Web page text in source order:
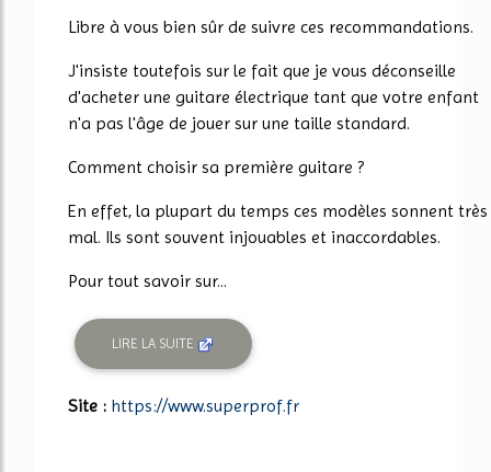
Libre à vous bien sûr de suivre ces recommandations.
J'insiste toutefois sur le fait que je vous déconseille
d'acheter une guitare électrique tant que votre enfant
n'a pas l'âge de jouer sur une taille standard.
Comment choisir sa première guitare ?
En effet, la plupart du temps ces modèles sonnent très
mal. Ils sont souvent injouables et inaccordables.
Pour tout savoir sur...
LIRE LA SUITE
Site : https://www.superprof.fr